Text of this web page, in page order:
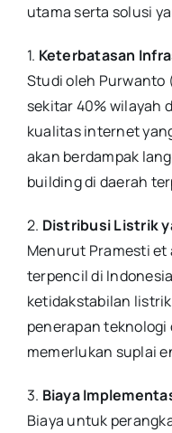
utama serta solusi
1. Keterbatasan
Studi oleh Purwanto
sekitar 40% wilayah
kualitas internet
akan berdampak
building di daerah
2. Distribusi Listrik
Menurut Pramesti et
terpencil di
ketidakstabilan
penerapan teknologi
memerlukan suplai
3. Biaya
Biaya untuk